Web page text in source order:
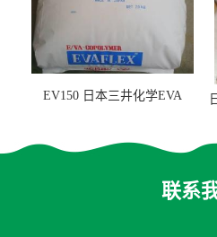
EV150 日本三井化学EVA
联系